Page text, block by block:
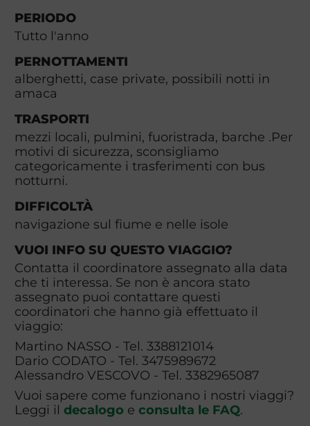
PERIODO
Tutto l'anno
PERNOTTAMENTI
alberghetti, case private, possibili notti in
amaca
TRASPORTI
mezzi locali, pulmini, fuoristrada, barche .Per
motivi di sicurezza, sconsigliamo
categoricamente i trasferimenti con bus
notturni.
DIFFICOLTÀ
navigazione sul fiume e nelle isole
VUOI INFO SU QUESTO VIAGGIO?
Contatta il coordinatore assegnato alla data
che ti interessa. Se non è ancora stato
assegnato puoi contattare questi
coordinatori che hanno già effettuato il
viaggio:
Martino NASSO - Tel. 3388121014
Dario CODATO - Tel. 3475989672
Alessandro VESCOVO - Tel. 3382965087
Vuoi sapere come funzionano i nostri viaggi?
Leggi il decalogo e consulta le FAQ.